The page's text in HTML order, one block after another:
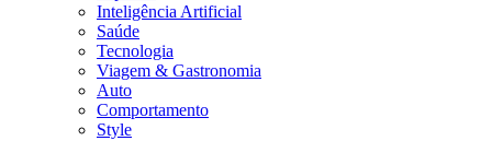
Inteligência Artificial
Saúde
Tecnologia
Viagem & Gastronomia
Auto
Comportamento
Style